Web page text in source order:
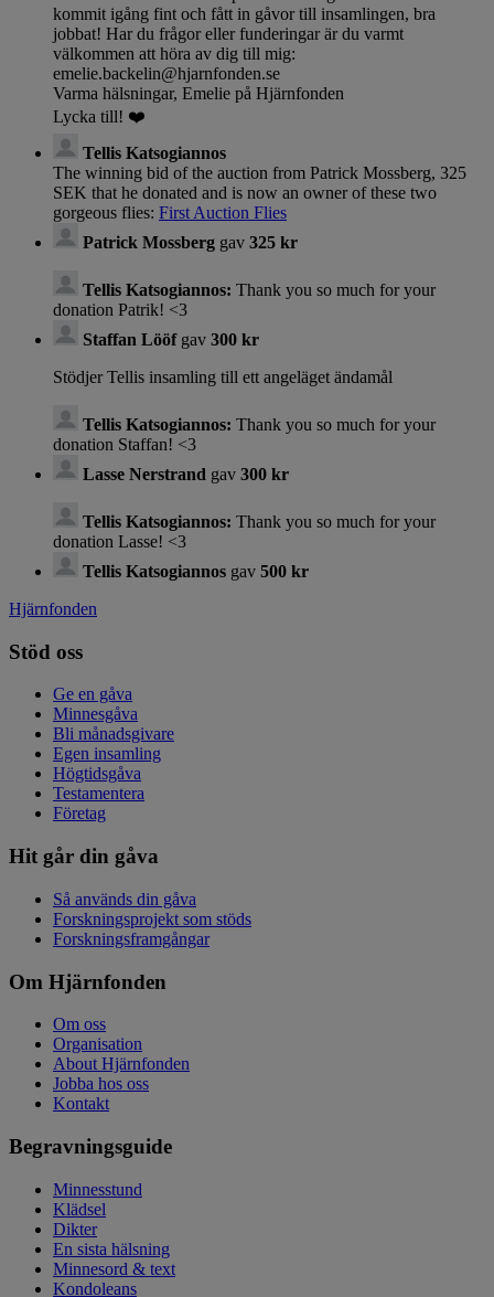
kommit igång fint och fått in gåvor till insamlingen, bra
jobbat! Har du frågor eller funderingar är du varmt
välkommen att höra av dig till mig:
emelie.backelin@hjarnfonden.se
Varma hälsningar, Emelie på Hjärnfonden
Lycka till! ❤️
Tellis Katsogiannos
The winning bid of the auction from Patrick Mossberg, 325
SEK that he donated and is now an owner of these two
gorgeous flies: First Auction Flies
Patrick Mossberg gav 325 kr
Tellis Katsogiannos: Thank you so much for your
donation Patrik! <3
Staffan Lööfgav 300 kr
Stödjer Tellis insamling till ett angeläget ändamål
Tellis Katsogiannos: Thank you so much for your
donation Staffan! <3
Lasse Nerstrand gav 300 kr
Tellis Katsogiannos: Thank you so much for your
donation Lasse! <3
Tellis Katsogiannos gav 500 kr
Hjärnfonden
Stöd oss
Ge en gåva
Minnesgåva
Bli månadsgivare
Egen insamling
Högtidsgåva
Testamentera
Företag
Hit går din gåva
Så används din gåva
Forskningsprojekt som stöds
Forskningsframgångar
Om Hjärnfonden
Om oss
Organisation
About Hjärnfonden
Jobba hos oss
Kontakt
Begravningsguide
Minnesstund
Klädsel
Dikter
En sista hälsning
Minnesord & text
Kondoleans